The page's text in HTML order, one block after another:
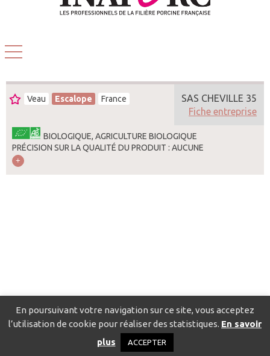
Veau Escalope France
BIOLOGIQUE, AGRICULTURE BIOLOGIQUE
PRÉCISION SUR LA QUALITÉ DU PRODUIT : AUCUNE
SAS CHEVILLE 35
Fiche entreprise
Catalogue pour localiser les fournisseurs
Politique de confidentialité
En poursuivant votre navigation sur ce site, vous acceptez
l’utilisation de cookie pour réaliser des statistiques. En savoir
plus
ACCEPTER